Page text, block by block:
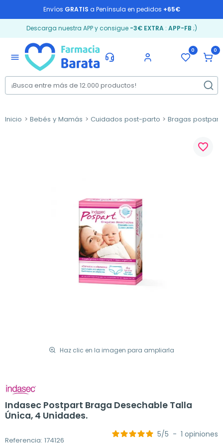
Envíos GRATIS a Península en pedidos +65€
Descarga nuestra APP y consigue -3€ EXTRA: APP-FB ;)
menu
0 0
Inicio Bebés y Mamás Cuidados post-parto Bragas
Haz clic en la imagen para ampliarla
favorite_border
Indasec Postpart Braga Desechable Talla
Única, 4 Unidades.
Referencia: 174126
5/5 - 1 opiniones